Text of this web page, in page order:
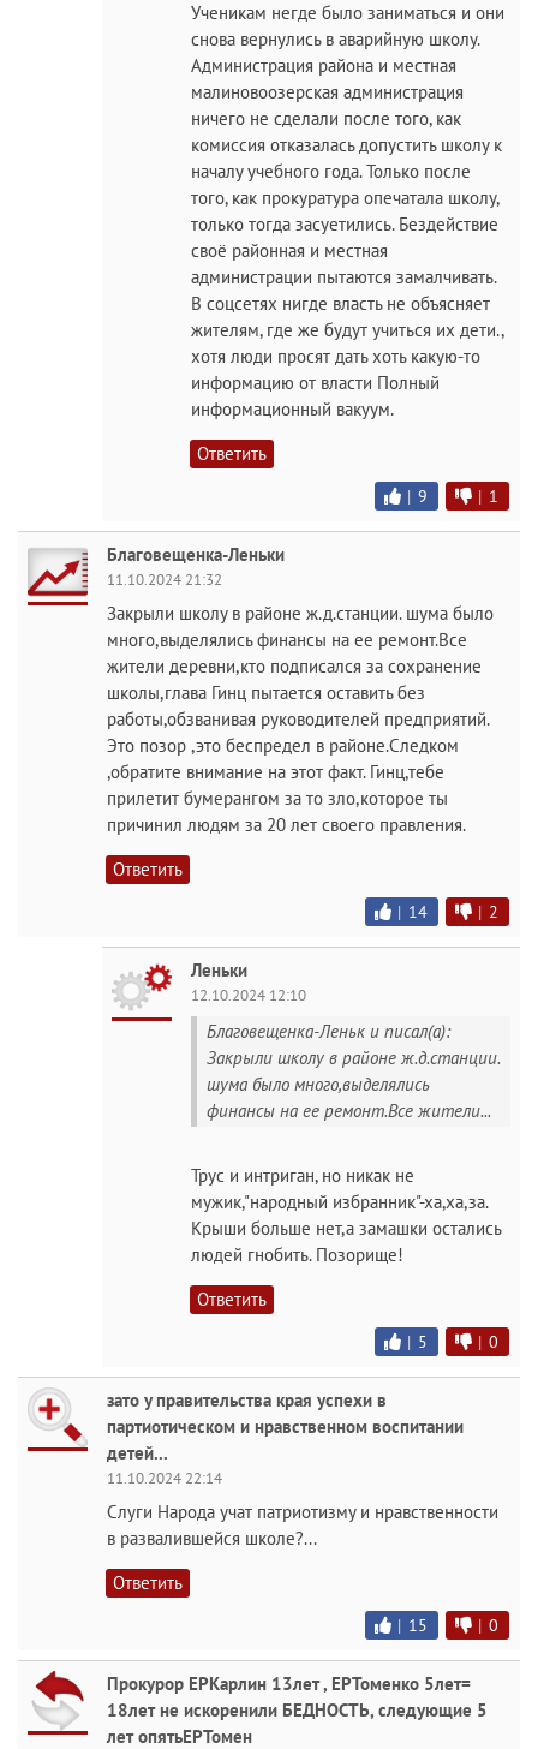
Ученикам негде было заниматься и они
снова вернулись в аварийную школу.
Администрация района и местная
малиновоозерская администрация
ничего не сделали после того, как
комиссия отказалась допустить школу к
началу учебного года. Только после
того, как прокуратура опечатала школу,
только тогда засуетились. Бездействие
своё районная и местная
администрации пытаются замалчивать.
В соцсетях нигде власть не объясняет
жителям, где же будут учиться их дети.,
хотя люди просят дать хоть какую-то
информацию от власти Полный
информационный вакуум.
Ответить
| 9 | 1
Благовещенка-Леньки
11.10.2024 21:32
Закрыли школу в районе ж.д.станции. шума было
много,выделялись финансы на ее ремонт.Все
жители деревни,кто подписался за сохранение
школы,глава Гинц пытается оставить без
работы,обзванивая руководителей предприятий.
Это позор ,это беспредел в районе.Следком
,обратите внимание на этот факт. Гинц,тебе
прилетит бумерангом за то зло,которое ты
причинил людям за 20 лет своего правления.
Ответить
| 14 | 2
Леньки
12.10.2024 12:10
Благовещенка-Леньк и писал(а):
Закрыли школу в районе ж.д.станции.
шума было много,выделялись
финансы на ее ремонт.Все жители...
Трус и интриган, но никак не
мужик,"народный избранник"-ха,ха,за.
Крыши больше нет,а замашки остались
людей гнобить. Позорище!
Ответить
| 5 | 0
зато у правительства края успехи в
партиотическом и нравственном воспитании
детей...
11.10.2024 22:14
Слуги Народа учат патриотизму и нравственности
в развалившейся школе?...
Ответить
| 15 | 0
Прокурор ЕРКарлин 13лет , ЕРТоменко 5лет=
18лет не искоренили БЕДНОСТЬ, следующие 5
лет опятьЕРТомен